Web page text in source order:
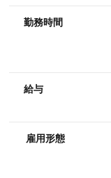
勤務時間
給与
雇用形態